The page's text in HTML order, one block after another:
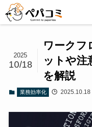
ワークフ
ットや注
を解説
2025
10/18
業務効率化 2025.10.18